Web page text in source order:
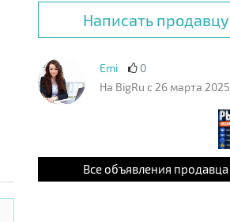
Написать продавцу
Emi
0
На BigRu с 26 марта 2025
Все объявления продавца